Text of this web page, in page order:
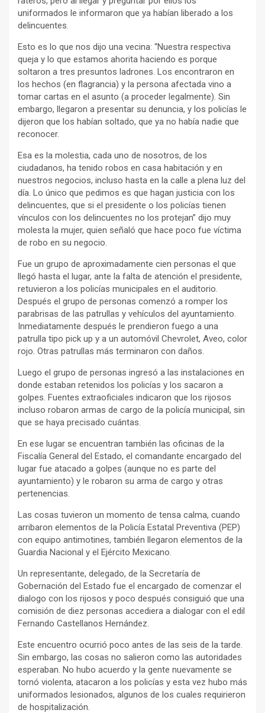
uniformados le informaron que ya habían liberado a los
delincuentes.
Esto es lo que nos dijo una vecina: “Nuestra respectiva
queja y lo que estamos ahorita haciendo es porque
soltaron a tres presuntos ladrones. Los encontraron en
los hechos (en flagrancia) y la persona afectada vino a
tomar cartas en el asunto (a proceder legalmente). Sin
embargo, llegaron a presentar su denuncia, y los policías le
dijeron que los habían soltado, que ya no había nadie que
reconocer.
Esa es la molestia, cada uno de nosotros, de los
ciudadanos, ha tenido robos en casa habitación y en
nuestros negocios, incluso hasta en la calle a plena luz del
día. Lo único que pedimos es que hagan justicia con los
delincuentes, que si el presidente o los policías tienen
vínculos con los delincuentes no los protejan” dijo muy
molesta la mujer, quien señaló que hace poco fue víctima
de robo en su negocio.
Fue un grupo de aproximadamente cien personas el que
llegó hasta el lugar, ante la falta de atención el presidente,
retuvieron a los policías municipales en el auditorio.
Después el grupo de personas comenzó a romper los
parabrisas de las patrullas y vehículos del ayuntamiento.
Inmediatamente después le prendieron fuego a una
patrulla tipo pick up y a un automóvil Chevrolet, Aveo, color
rojo. Otras patrullas más terminaron con daños.
Luego el grupo de personas ingresó a las instalaciones en
donde estaban retenidos los policías y los sacaron a
golpes. Fuentes extraoficiales indicaron que los rijosos
incluso robaron armas de cargo de la policía municipal, sin
que se haya precisado cuántas.
En ese lugar se encuentran también las oficinas de la
Fiscalía General del Estado, el comandante encargado del
lugar fue atacado a golpes (aunque no es parte del
ayuntamiento) y le robaron su arma de cargo y otras
pertenencias.
Las cosas tuvieron un momento de tensa calma, cuando
arribaron elementos de la Policía Estatal Preventiva (PEP)
con equipo antimotines, también llegaron elementos de la
Guardia Nacional y el Ejército Mexicano.
Un representante, delegado, de la Secretaría de
Gobernación del Estado fue el encargado de comenzar el
dialogo con los rijosos y poco después consiguió que una
comisión de diez personas accediera a dialogar con el edil
Fernando Castellanos Hernández.
Este encuentro ocurrió poco antes de las seis de la tarde.
Sin embargo, las cosas no salieron como las autoridades
esperaban. No hubo acuerdo y la gente nuevamente se
tornó violenta, atacaron a los policías y esta vez hubo más
uniformados lesionados, algunos de los cuales requirieron
de hospitalización.